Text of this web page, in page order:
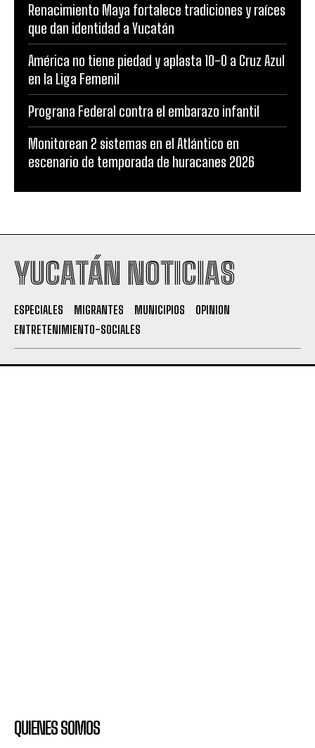
Renacimiento Maya fortalece tradiciones y raíces
que dan identidad a Yucatán
América no tiene piedad y aplasta 10-0 a Cruz Azul
en la Liga Femenil
Prograna Federal contra el embarazo infantil
Monitorean 2 sistemas en el Atlántico en
escenario de temporada de huracanes 2026
YUCATÁN NOTICIAS
ESPECIALES MIGRANTES MUNICIPIOS
OPINION
ENTRETENIMIENTO-SOCIALES
QUIENES SOMOS